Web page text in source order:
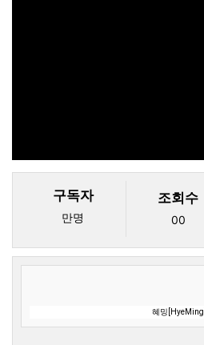
구독자
만명
조회수
00
혜밍[HyeMing]